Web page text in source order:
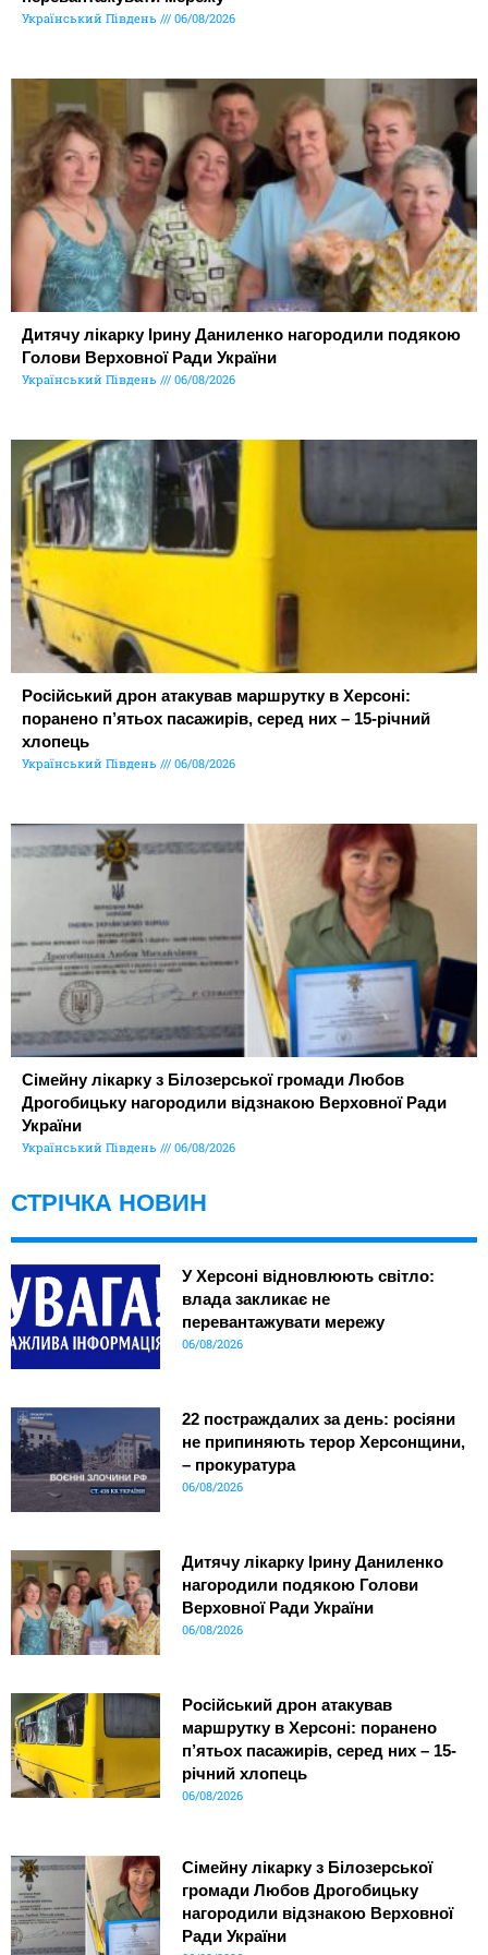
Український Південь 06/08/2026
Дитячу лікарку Ірину Даниленко нагородили подякою
Голови Верховної Ради України
Український Південь 06/08/2026
Російський дрон атакував маршрутку в Херсоні:
поранено п’ятьох пасажирів, серед них – 15-річний
хлопець
Український Південь 06/08/2026
Сімейну лікарку з Білозерської громади Любов
Дрогобицьку нагородили відзнакою Верховної Ради
України
Український Південь 06/08/2026
СТРІЧКА НОВИН
У Херсоні відновлюють світло:
влада закликає не
перевантажувати мережу
06/08/2026
22 постраждалих за день: росіяни
не припиняють терор Херсонщини,
– прокуратура
06/08/2026
Дитячу лікарку Ірину Даниленко
нагородили подякою Голови
Верховної Ради України
06/08/2026
Російський дрон атакував
маршрутку в Херсоні: поранено
п’ятьох пасажирів, серед них – 15-
річний хлопець
06/08/2026
Сімейну лікарку з Білозерської
громади Любов Дрогобицьку
нагородили відзнакою Верховної
Ради України